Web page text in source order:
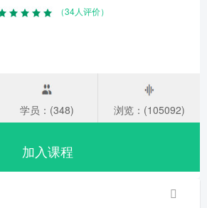
（34人评价）
学员：(348) 浏览：(105092)
加入课程